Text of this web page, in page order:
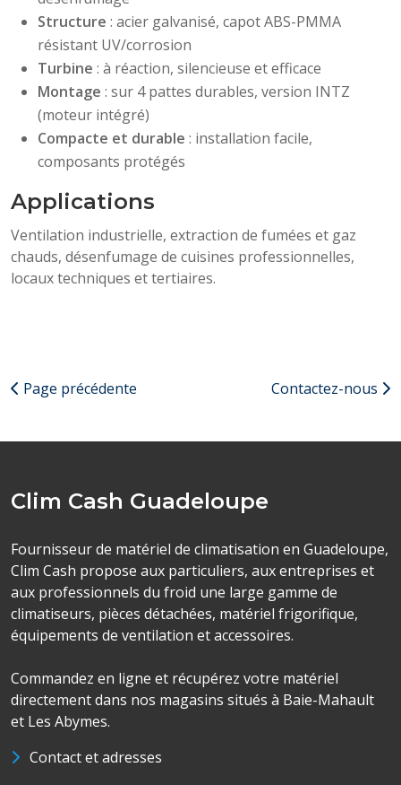
Structure : acier galvanisé, capot ABS-PMMA
résistant UV/corrosion
Turbine : à réaction, silencieuse et efficace
Montage : sur 4 pattes durables, version INTZ
(moteur intégré)
Compacte et durable : installation facile,
composants protégés
Applications
Ventilation industrielle, extraction de fumées et gaz
chauds, désenfumage de cuisines professionnelles,
locaux techniques et tertiaires.
Page précédente Contactez-nous
Clim Cash Guadeloupe
Fournisseur de matériel de climatisation en Guadeloupe,
Clim Cash propose aux particuliers, aux entreprises et
aux professionnels du froid une large gamme de
climatiseurs, pièces détachées, matériel frigorifique,
équipements de ventilation et accessoires.
Commandez en ligne et récupérez votre matériel
directement dans nos magasins situés à Baie-Mahault
et Les Abymes.
Contact et adresses